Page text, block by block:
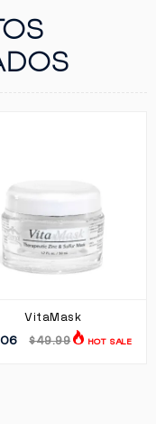
VitaMask
$49.99 HOT SALE